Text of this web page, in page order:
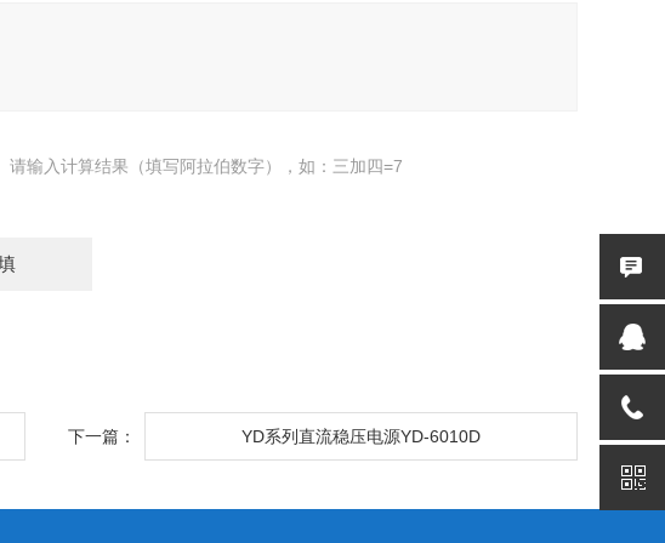
请输入计算结果（填写阿拉伯数字），如：三加四=7
下一篇： YD系列直流稳压电源YD-6010D